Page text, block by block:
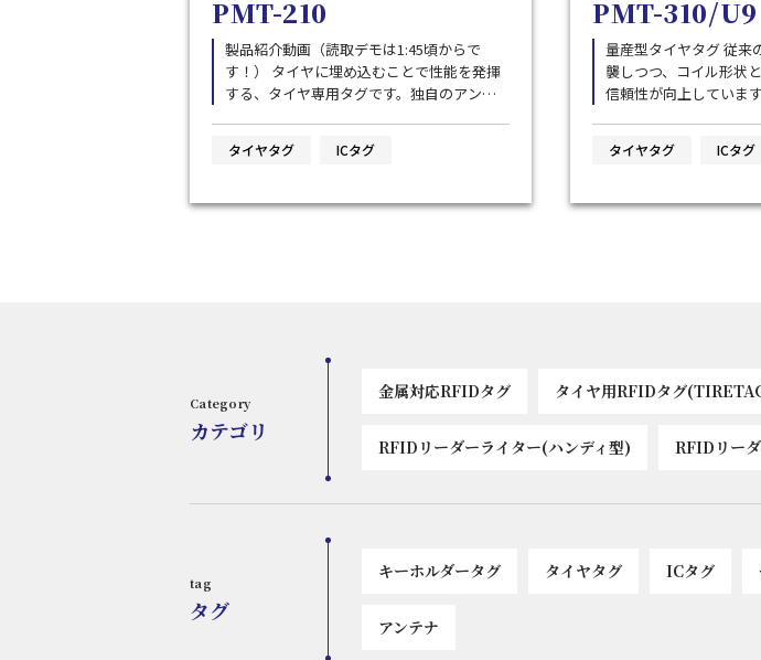
PMT-210
製品紹介動画（読取デモは1:45頃からで
す！） タイヤに埋め込むことで性能を発揮
する、タイヤ専用タグです。独自のアンテ
ナ長の調整（周波数調整）を必要としませ
ゴムの層を用意する必要がありません。導
ンディリーダー（1W出力）で測定。
タイヤタグ ICタグ
PMT-310/U9
量産型タイヤタグ 従来のアンテナ性能は踏
襲しつつ、コイル形状
信頼性が向上しています。 ・タイヤに
で広帯域かつ高感度の
アンテナ長の調整（周
タイヤタグ ICタグ
Category
カテゴリ
金属対応RFIDタグ タイヤ用RFIDタグ
RFIDリーダーライター(ハンディ型) RFIDリー
tag
タグ
キーホルダータグ タイヤタグ ICタグ
アンテナ